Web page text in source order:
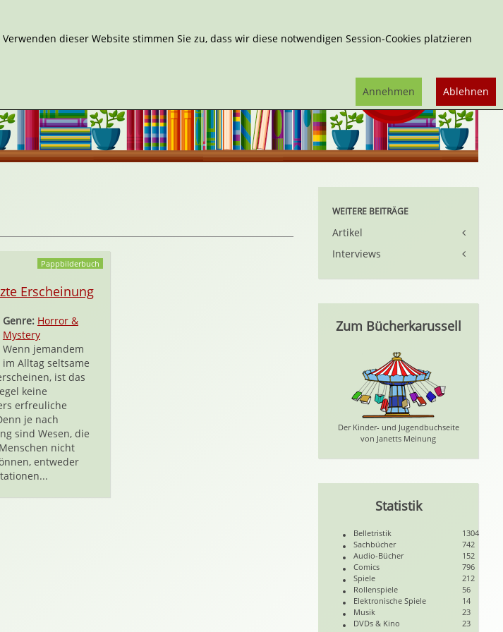
Pappbilderbuch
Erscheinung
Genre: Horror &
Mystery
Wenn jemandem
im Alltag seltsame
ist das
keine
erfreuliche
je nach
sind Wesen, die
nicht
entweder
WEITERE BEITRÄGE
Artikel
Interviews
Zum Bücherkarussell
Der Kinder- und Jugendbuchseite
von Janetts Meinung
Statistik
Belletristik
1304
Sachbücher
742
Audio-Bücher
152
Comics
796
Spiele
212
Rollenspiele
56
Elektronische Spiele
14
Musik
23
DVDs & Kino
23
dieser Website stimmen Sie zu, dass wir diese notwendigen Session-Cookies platzieren
Ablehnen
Annehmen